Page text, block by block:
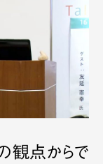
観点からで